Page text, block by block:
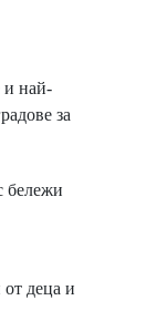
и най-
за
бележи
деца и